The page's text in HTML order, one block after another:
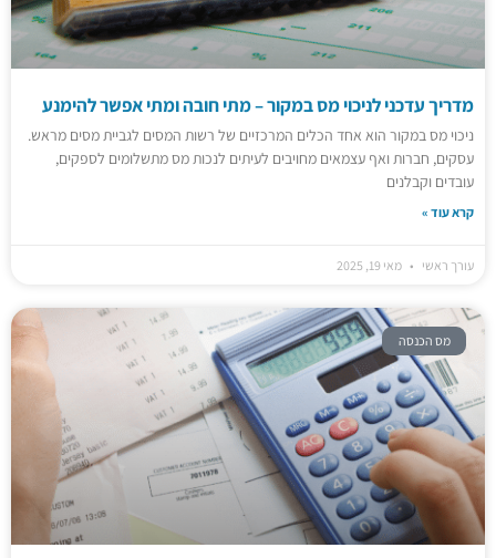
מדריך עדכני לניכוי מס במקור – מתי חובה ומתי אפשר להימנע
ניכוי מס במקור הוא אחד הכלים המרכזיים של רשות המסים לגביית מסים מראש.
עסקים, חברות ואף עצמאים מחויבים לעיתים לנכות מס מתשלומים לספקים,
עובדים וקבלנים
קרא עוד »
עורך ראשי מאי 19, 2025
מס הכנסה